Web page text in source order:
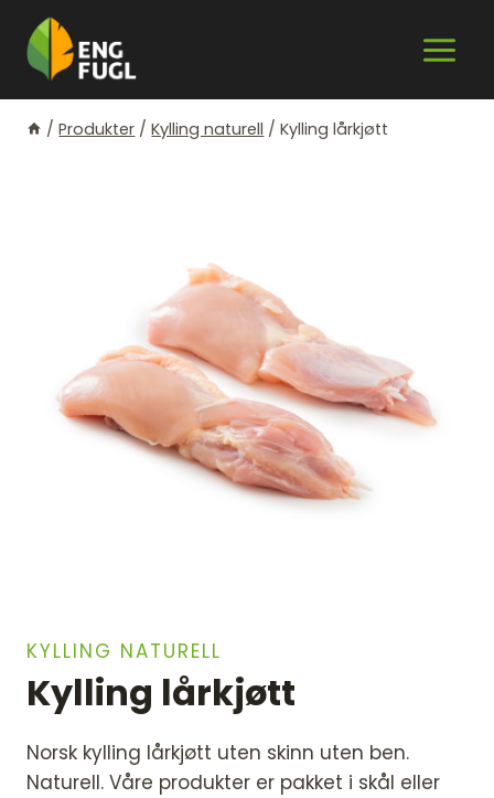
content
/ Produkter / Kylling naturell / Kylling lårkjøtt
KYLLING NATURELL
Kylling lårkjøtt
Norsk kylling lårkjøtt uten skinn uten ben.
Naturell. Våre produkter er pakket i skål eller